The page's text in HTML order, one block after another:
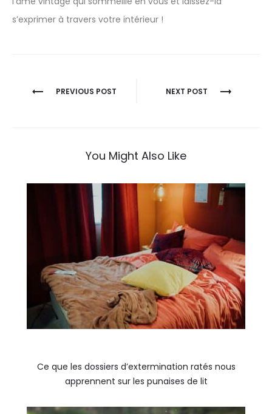
s’exprimer à travers votre intérieur !
Navigation
PREVIOUS POST NEXT POST
You Might Also Like
Ce que les dossiers d’extermination ratés nous
apprennent sur les punaises de lit